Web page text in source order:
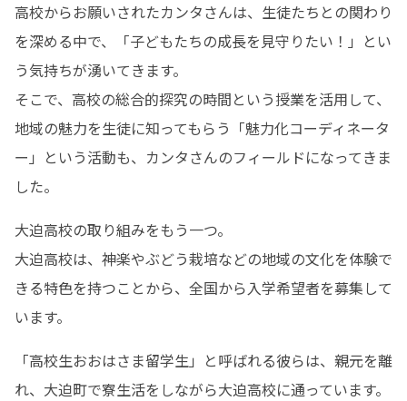
高校からお願いされたカンタさんは、生徒たちとの関わり
を深める中で、「子どもたちの成長を見守りたい！」とい
う気持ちが湧いてきます。
そこで、高校の総合的探究の時間という授業を活用して、
地域の魅力を生徒に知ってもらう「魅力化コーディネータ
ー」という活動も、カンタさんのフィールドになってきま
した。
大迫高校の取り組みをもう一つ。
大迫高校は、神楽やぶどう栽培などの地域の文化を体験で
きる特色を持つことから、全国から入学希望者を募集して
います。
「高校生おおはさま留学生」と呼ばれる彼らは、親元を離
れ、大迫町で寮生活をしながら大迫高校に通っています。